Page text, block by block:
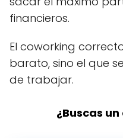
financieros.
El coworking
barato, sino el que
de trabajar.
¿Buscas